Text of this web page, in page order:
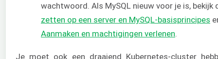
wachtwoord. Als MySQL nieuw voor je is, bekijk
zetten op een server en MySQL-basisprincipes
Aanmaken en machtigingen verlenen
Je moet ook een draaiend Kubernetes-cluster